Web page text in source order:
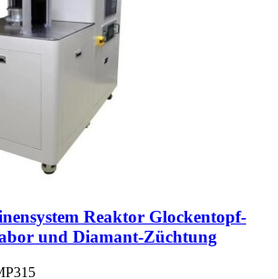
Reaktor Glockentopf-
und Diamant-Züchtung